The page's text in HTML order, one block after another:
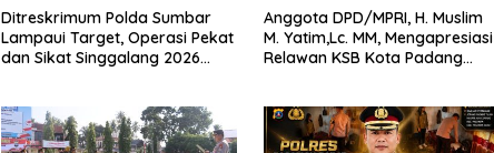
Ditreskrimum Polda Sumbar
Lampaui Target, Operasi Pekat
dan Sikat Singgalang 2026
Anggota DPD/MPRI, H. Muslim
M. Yatim,Lc. MM, Mengapresiasi
Relawan KSB Kota Padang